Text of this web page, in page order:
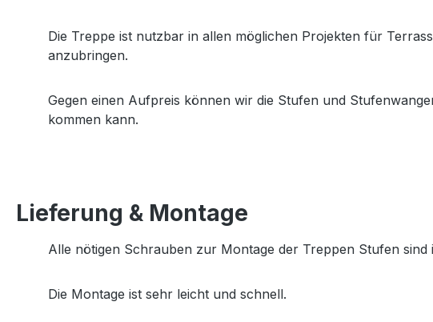
Die Treppe ist nutzbar in allen möglichen Projekten für
anzubringen.
Gegen einen Aufpreis können wir die Stufen und
kommen kann.
Lieferung & Montage
Alle nötigen Schrauben zur Montage der Treppen Stufen sind
Die Montage ist sehr leicht und schnell.